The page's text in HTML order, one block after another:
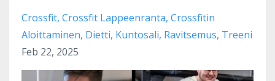
Crossfit Crossfit Lappeenranta Crossfitin
Aloittaminen Dietti Kuntosali Ravitsemus Treeni
Feb 22, 2025